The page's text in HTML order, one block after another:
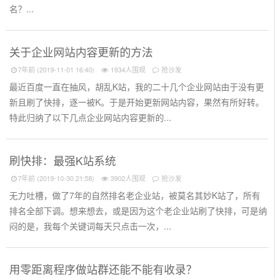
名？...
关于企业网站内容更新的方法
7年前 (2019-11-01 16:40) 1934人围观 抢沙发
最近百度一直在抽风，胡乱K站，我的二十几个企业网站由于没有更
新且刷了快排，逐一被K。于是开始更新网站内容，果然有所好转。
特此归纳了以下几点企业网站内容更新的...
刷快排：最强K站系统
7年前 (2019-10-30 21:58) 3902人围观 抢沙发
无力吐槽，做了7年的自然排名老企业站，被莫名其妙K站了，所有
排名全部下调。想来想去，或是因为这个老企业站刷了快排，可是纳
闷的是，我每个关键词每天只点击一次，...
用零距离程序做站群还能不能有收录？